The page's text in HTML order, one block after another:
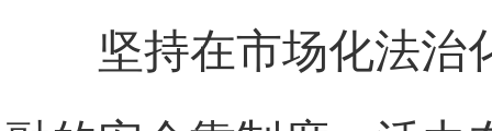
坚持在市场化法治